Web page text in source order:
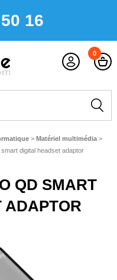
16
0
> Matériel multimédia >
digital headset adaptor
QD SMART
ADAPTOR